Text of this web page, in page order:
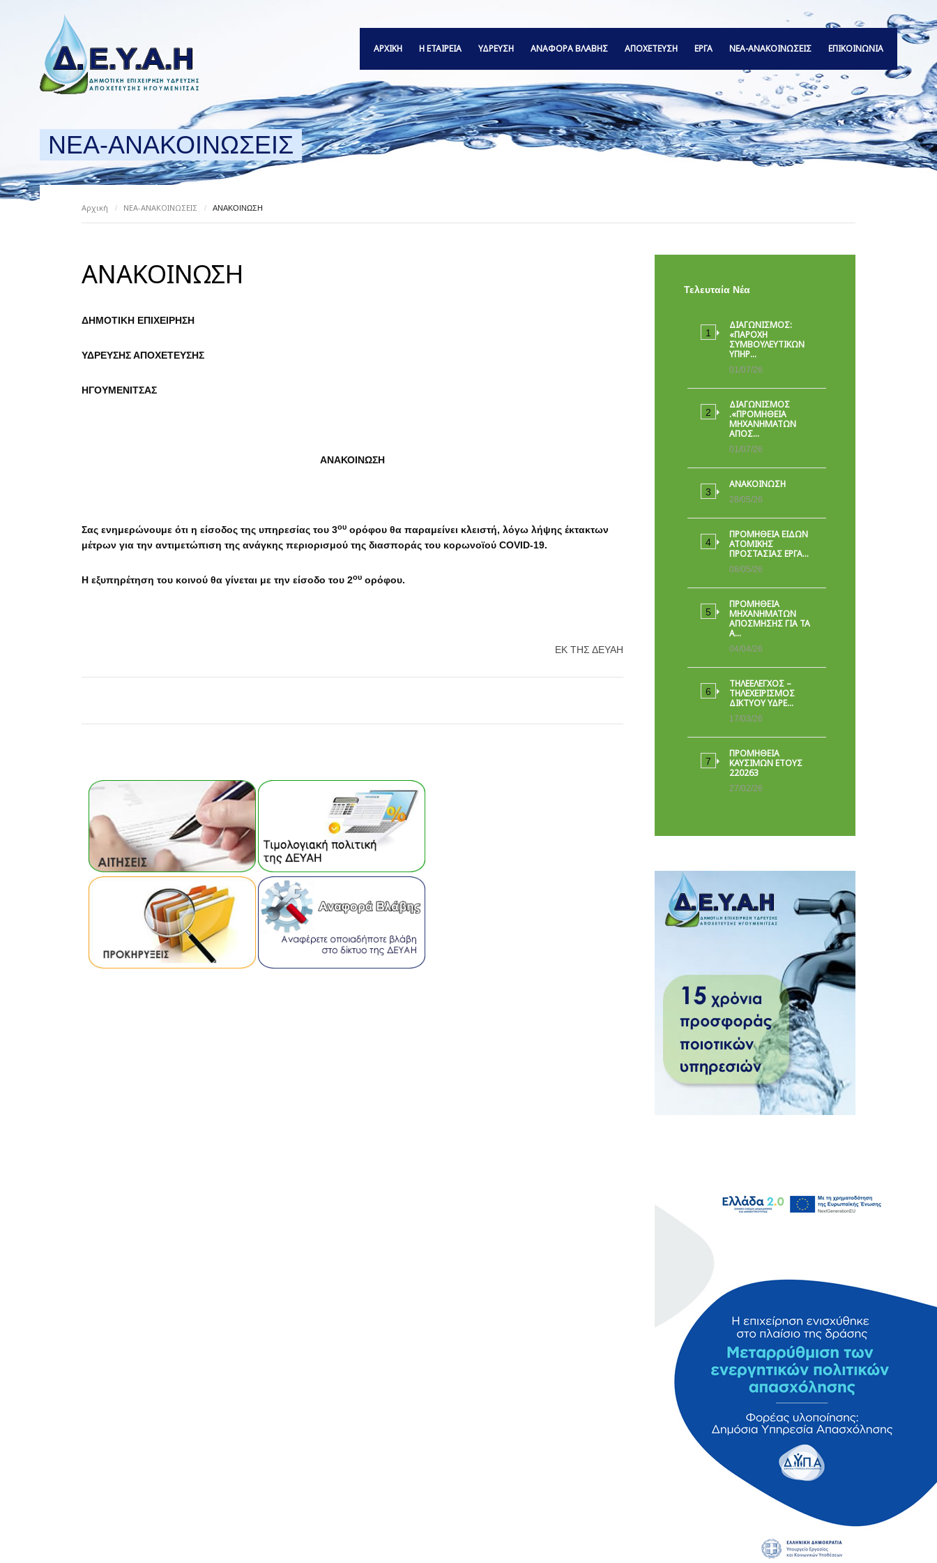
ΑΡΧΙΚΗ Η ΕΤΑΙΡΕΙΑ ΥΔΡΕΥΣΗ ΑΝΑΦΟΡΆ ΒΛΆΒΗΣ ΑΠΟΧΕΤΕΥΣΗ ΕΡΓΑ ΝΕΑ-ΑΝΑΚΟΙΝΩΣΕΙΣ ΕΠΙΚΟΙΝΩΝΙΑ
ΝΕΑ-ΑΝΑΚΟΙΝΩΣΕΙΣ
Αρχική / ΝΕΑ-ΑΝΑΚΟΙΝΩΣΕΙΣ / ΑΝΑΚΟΙΝΩΣΗ
ΑΝΑΚΟΙΝΩΣΗ
ΔΗΜΟΤΙΚΗ ΕΠΙΧΕΙΡΗΣΗ
ΥΔΡΕΥΣΗΣ ΑΠΟΧΕΤΕΥΣΗΣ
ΗΓΟΥΜΕΝΙΤΣΑΣ
ΑΝΑΚΟΙΝΩΣΗ
Σας ενημερώνουμε ότι η είσοδος της υπηρεσίας του 3ου ορόφου θα παραμείνει κλειστή, λόγω λήψης έκτακτων
μέτρων για την αντιμετώπιση της ανάγκης περιορισμού της διασποράς του κορωνοϊού COVID-19.
Η εξυπηρέτηση του κοινού θα γίνεται με την είσοδο του 2ου ορόφου.
ΕΚ ΤΗΣ ΔΕΥΑΗ
Τελευταία Νέα
ΔΙΑΓΩΝΙΣΜΟΣ:
«ΠΑΡΟΧΉ
ΣΥΜΒΟΥΛΕΥΤΙΚΏΝ
ΥΠΗΡ…
01/07/26
ΔΙΑΓΩΝΙΣΜΟΣ
.«ΠΡΟΜΗΘΕΙΑ
ΜΗΧΑΝΗΜΑΤΩΝ
ΑΠΟΣ…
01/07/26
ΑΝΑΚΟΙΝΩΣΗ
28/05/26
ΠΡΟΜΉΘΕΙΑ ΕΙΔΏΝ
ΑΤΟΜΙΚΉΣ
ΠΡΟΣΤΑΣΊΑΣ ΕΡΓΑ…
08/05/26
ΠΡΟΜΗΘΕΙΑ
ΜΗΧΑΝΗΜΑΤΩΝ
ΑΠΟΣΜΗΣΗΣ ΓΙΑ ΤΑ
Α…
04/04/26
ΤΗΛΕΕΛΕΓΧΟΣ –
ΤΗΛΕΧΕΙΡΙΣΜΟΣ
ΔΙΚΤΥΟΥ ΥΔΡΕ…
17/03/26
ΠΡΟΜΗΘΕΙΑ
ΚΑΥΣΙΜΩΝ ΕΤΟΥΣ
220263
27/02/26